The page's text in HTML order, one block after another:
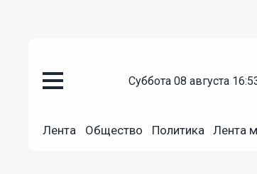
суббота 08 августа
Лента Общество Политика Лента
14-летнюю школьницу